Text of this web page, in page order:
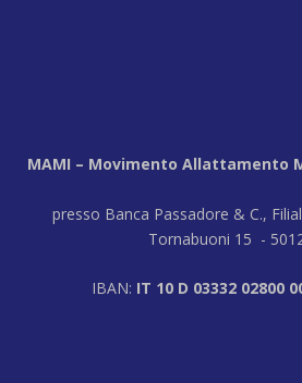
MAMI – Movimento Allattamento
presso Banca Passadore & C.,
Tornabuoni 15 -
IBAN: IT 10 D 03332 02800